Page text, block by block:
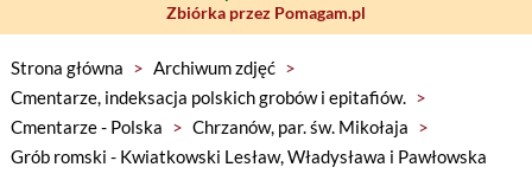
Zbiórka przez Pomagam.pl
Strona główna > Archiwum zdjęć >
Cmentarze, indeksacja polskich grobów i epitafiów. >
Cmentarze - Polska > Chrzanów, par. św. Mikołaja >
Grób romski - Kwiatkowski Lesław, Władysława i Pawłowska